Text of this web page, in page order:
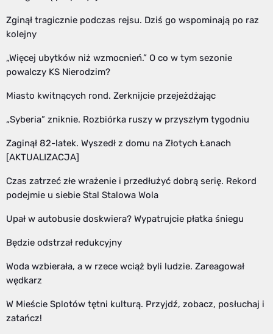
Zginął tragicznie podczas rejsu. Dziś go wspominają po raz
kolejny
„Więcej ubytków niż wzmocnień.” O co w tym sezonie
powalczy KS Nierodzim?
Miasto kwitnących rond. Zerknijcie przejeżdżając
„Syberia” zniknie. Rozbiórka ruszy w przyszłym tygodniu
Zaginął 82-latek. Wyszedł z domu na Złotych Łanach
[AKTUALIZACJA]
Czas zatrzeć złe wrażenie i przedłużyć dobrą serię. Rekord
podejmie u siebie Stal Stalowa Wola
Upał w autobusie doskwiera? Wypatrujcie płatka śniegu
Będzie odstrzał redukcyjny
Woda wzbierała, a w rzece wciąż byli ludzie. Zareagował
wędkarz
W Mieście Splotów tętni kulturą. Przyjdź, zobacz, posłuchaj i
zatańcz!